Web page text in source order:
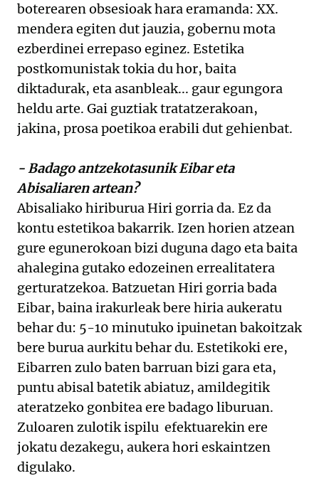
boterearen obsesioak hara eramanda: XX.
mendera egiten dut jauzia, gobernu mota
ezberdinei errepaso eginez. Estetika
postkomunistak tokia du hor, baita
diktadurak, eta asanbleak... gaur egungora
heldu arte. Gai guztiak tratatzerakoan,
jakina, prosa poetikoa erabili dut gehienbat.
- Badago antzekotasunik Eibar eta
Abisaliaren artean?
Abisaliako hiriburua Hiri gorria da. Ez da
kontu estetikoa bakarrik. Izen horien atzean
gure egunerokoan bizi duguna dago eta baita
ahalegina gutako edozeinen errealitatera
gerturatzekoa. Batzuetan Hiri gorria bada
Eibar, baina irakurleak bere hiria aukeratu
behar du: 5-10 minutuko ipuinetan bakoitzak
bere burua aurkitu behar du. Estetikoki ere,
Eibarren zulo baten barruan bizi gara eta,
puntu abisal batetik abiatuz, amildegitik
ateratzeko gonbitea ere badago liburuan.
Zuloaren zulotik ispilu efektuarekin ere
jokatu dezakegu, aukera hori eskaintzen
digulako.